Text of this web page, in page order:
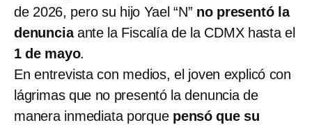
de 2026, pero su hijo Yael “N” no presentó la
denunciaante la Fiscalía de la CDMX hasta el
1 de mayo.
En entrevista con medios, el joven explicó con
lágrimas que no presentó la denuncia de
manera inmediata porque pensó que su